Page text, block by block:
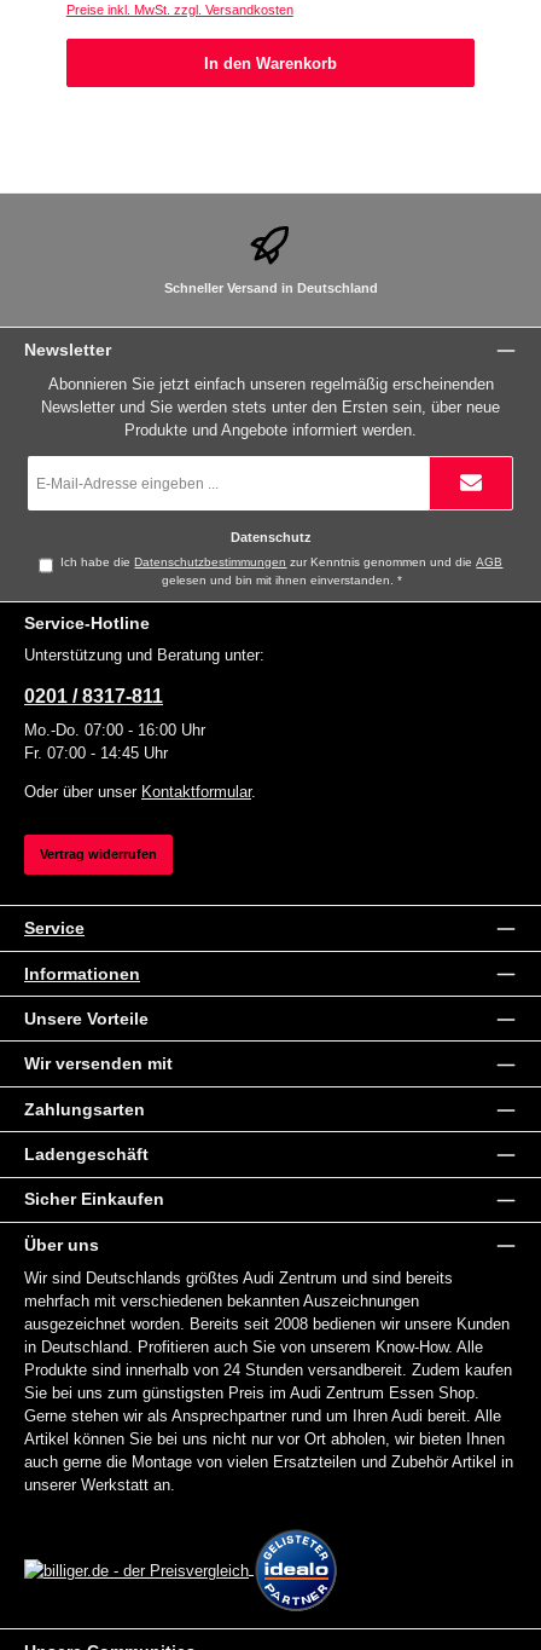
Preise inkl. MwSt. zzgl. Versandkosten
In den Warenkorb
Schneller Versand in Deutschland
Newsletter
Abonnieren Sie jetzt einfach unseren regelmäßig erscheinenden
Newsletter und Sie werden stets unter den Ersten sein, über neue
Produkte und Angebote informiert werden.
Mail-
Datenschutz
Ich habe dieDatenschutzbestimmungen zur Kenntnis genommen und dieAGB
gelesen und bin mit ihnen einverstanden.*
Service-Hotline
Unterstützung und Beratung unter:
0201 / 8317-811
Mo.-Do. 07:00 - 16:00 Uhr
Fr. 07:00 - 14:45 Uhr
Oder über unser Kontaktformular.
Vertrag widerrufen
Service
Informationen
Unsere Vorteile
Wir versenden mit
Zahlungsarten
Ladengeschäft
Sicher Einkaufen
Über uns
Wir sind Deutschlands größtes Audi Zentrum und sind bereits
mehrfach mit verschiedenen bekannten Auszeichnungen
ausgezeichnet worden. Bereits seit 2008 bedienen wir unsere Kunden
in Deutschland. Profitieren auch Sie von unserem Know-How. Alle
Produkte sind innerhalb von 24 Stunden versandbereit. Zudem kaufen
Sie bei uns zum günstigsten Preis im Audi Zentrum Essen Shop.
Gerne stehen wir als Ansprechpartner rund um Ihren Audi bereit. Alle
Artikel können Sie bei uns nicht nur vor Ort abholen, wir bieten Ihnen
auch gerne die Montage von vielen Ersatzteilen und Zubehör Artikel in
unserer Werkstatt an.